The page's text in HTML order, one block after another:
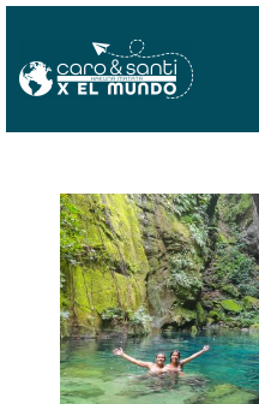
contenido